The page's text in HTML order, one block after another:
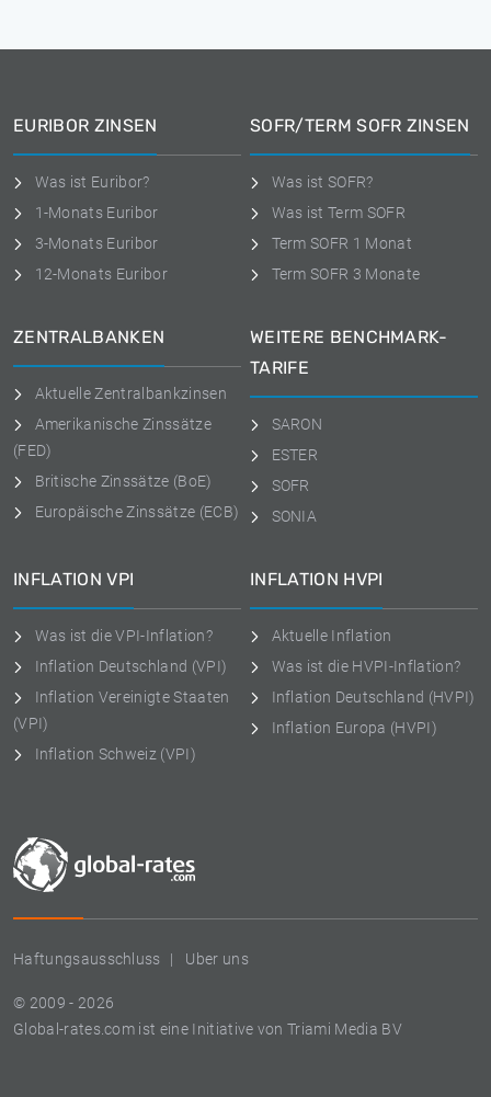
Haftungsausschluss Uber uns
© 2009 - 2026
Global-rates.com ist eine Initiative von Triami Media BV
EURIBOR ZINSEN
Was ist Euribor?
1-Monats Euribor
3-Monats Euribor
12-Monats Euribor
SOFR/TERM SOFR ZINSEN
Was ist SOFR?
Was ist Term SOFR
Term SOFR 1 Monat
Term SOFR 3 Monate
ZENTRALBANKEN
Aktuelle Zentralbankzinsen
Amerikanische Zinssätze
(FED)
Britische Zinssätze (BoE)
Europäische Zinssätze (ECB)
WEITERE BENCHMARK-
TARIFE
SARON
ESTER
SOFR
SONIA
INFLATION VPI
Was ist die VPI-Inflation?
Inflation Deutschland (VPI)
Inflation Vereinigte Staaten
(VPI)
Inflation Schweiz (VPI)
INFLATION HVPI
Aktuelle Inflation
Was ist die HVPI-Inflation?
Inflation Deutschland (HVPI)
Inflation Europa (HVPI)